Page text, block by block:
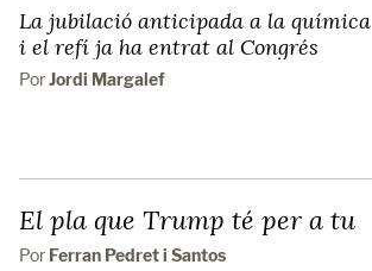
La jubilació anticipada a la química
i el refí ja ha entrat al Congrés
PorJordi Margalef
El pla que Trump té per a tu
Por Ferran Pedret i Santos